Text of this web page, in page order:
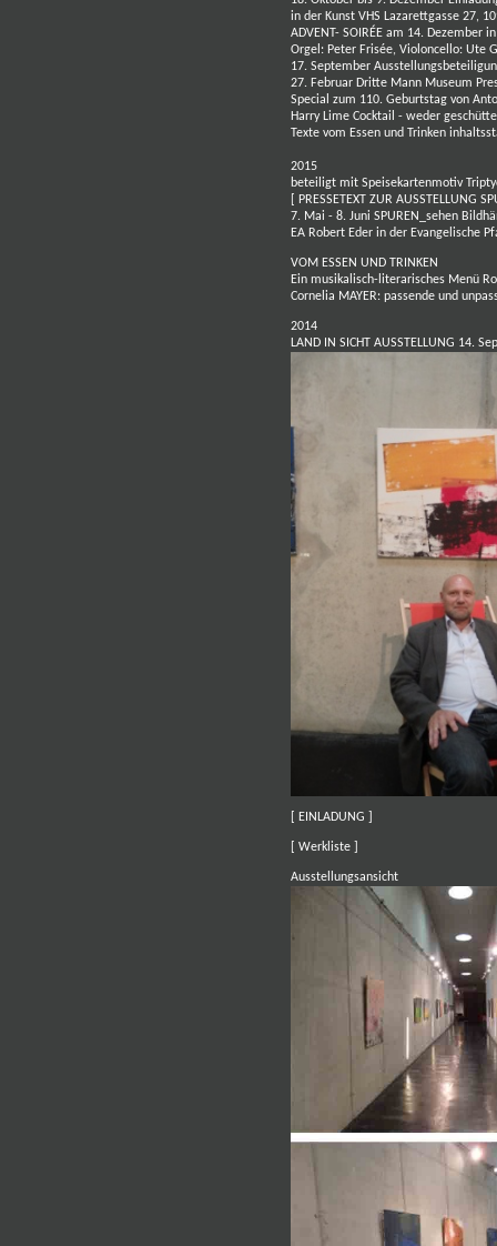
in der Kunst VHS Lazarettgasse 27,
ADVENT- SOIRÉE am 14. Dezember
Orgel: Peter Frisée, Violoncello: Ute
17. September
27. Februar Dritte Mann Museum
Special zum 110. Geburtstag von
Harry Lime Cocktail - weder
Texte vom Essen und Trinken
2015
beteiligt mit Speisekartenmotiv
[ PRESSETEXT ZUR AUSSTELLUNG
7. Mai - 8. Juni SPUREN_sehen
EA Robert Eder in der Evangelische
VOM ESSEN UND TRINKEN
Ein musikalisch-literarisches Menü
Cornelia MAYER: passende und
2014
LAND IN SICHT AUSSTELLUNG 14.
[ EINLADUNG ]
[ Werkliste ]
Ausstellungsansicht